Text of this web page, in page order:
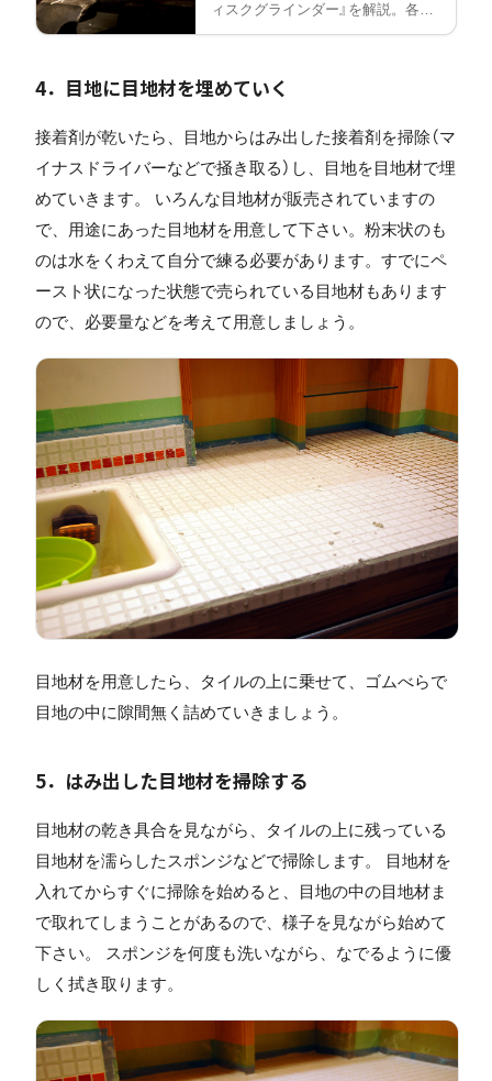
ィスクグラインダー』を解説。各部
の名称、安全防具や作業前確認など
介します。
4．目地に目地材を埋めていく
接着剤が乾いたら、目地からはみ出した接着剤を掃除（マ
イナスドライバーなどで掻き取る）し、目地を目地材で埋
めていきます。 いろんな目地材が販売されていますの
で、用途にあった目地材を用意して下さい。粉末状のも
のは水をくわえて自分で練る必要があります。すでにペ
ースト状になった状態で売られている目地材もあります
ので、必要量などを考えて用意しましょう。
目地材を用意したら、タイルの上に乗せて、ゴムべらで
目地の中に隙間無く詰めていきましょう。
5．はみ出した目地材を掃除する
目地材の乾き具合を見ながら、タイルの上に残っている
目地材を濡らしたスポンジなどで掃除します。 目地材を
入れてからすぐに掃除を始めると、目地の中の目地材ま
で取れてしまうことがあるので、様子を見ながら始めて
下さい。 スポンジを何度も洗いながら、なでるように優
しく拭き取ります。